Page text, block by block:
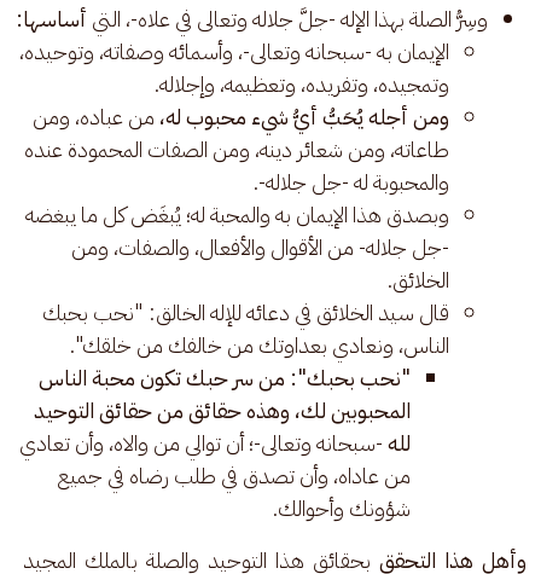
وسِرُّ الصلة بهذا الإله -جلَّ جلاله وتعالى في علاه-، التي أساسها:
الإيمان به -سبحانه وتعالى-، وأسمائه وصفاته، وتوحيده،
وتمجيده، وتفريده، وتعظيمه، وإجلاله.
ومن أجله يُحَبُّ أيُّ شيء محبوب له،من عباده، ومن
طاعاته، ومن شعائر دينه، ومن الصفات المحمودة عنده
والمحبوبة له -جل جلاله-.
وبصدق هذا الإيمان به والمحبة له؛ يُبغَض كل ما يبغضه
-جل جلاله- من الأقوال والأفعال، والصفات، ومن
الخلائق.
قال سيد الخلائق في دعائه للإله الخالق: "نحب بحبك
الناس، ونعادي بعداوتك من خالفك من خلقك".
"نحب بحبك": من سر حبك تكون محبة الناس
المحبوبين لك، وهذه حقائق من حقائق التوحيد
لله-سبحانه وتعالى-؛ أن توالي من والاه، وأن تعادي
من عاداه، وأن تصدق في طلب رضاه في جميع
شؤونك وأحوالك.
وأهل هذا التحقق بحقائق هذا التوحيد والصلة بالملك المجيد